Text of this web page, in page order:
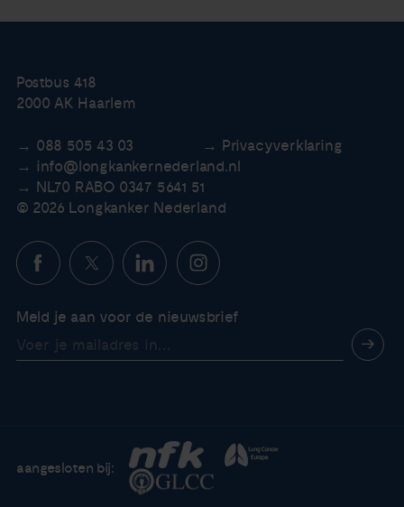
Postbus 418
2000 AK Haarlem
088 505 43 03
Privacyverklaring
info@longkankernederland.nl
NL70 RABO 0347 5641 51
© 2026 Longkanker Nederland
Meld je aan voor de nieuwsbrief
aangesloten bij: